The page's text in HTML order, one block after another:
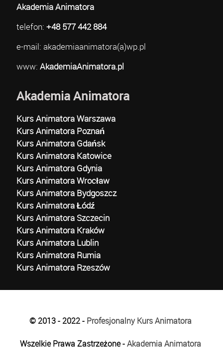
Akademia Animatora
telefon: +48 577 442 884
e-mail: akademiaanimatora(a)wp.pl
www: AkademiaAnimatora.pl
Akademia Animatora
Kurs Animatora Warszawa
Kurs Animatora Poznań
Kurs Animatora Gdańsk
Kurs Animatora Katowice
Kurs Animatora Gdynia
Kurs Animatora Wrocław
Kurs Animatora Bydgoszcz
Kurs Animatora Łódź
Kurs Animatora Szczecin
Kurs Animatora Kraków
Kurs Animatora Lublin
Kurs Animatora Rumia
Kurs Animatora Rzeszów
© 2013 - 2022 - Profesjonalny Kurs Animatora
Wszelkie Prawa Zastrzeżone -Akademia Animatora